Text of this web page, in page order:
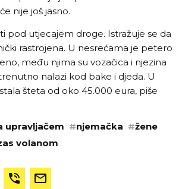
nije još jasno.
pod utjecajem droge. Istražuje se da
rastrojena. U nesrećama je petero
među njima su vozačica i njezina
nalazi kod bake i djeda. U
šteta od oko 45.000 eura, piše
upravljačem #njemačka #žene
volanom